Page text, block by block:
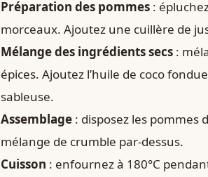
Préparation des pommes :
morceaux. Ajoutez une cuillère de
Mélange des ingrédients secs :
épices. Ajoutez l’huile de coco
sableuse.
Assemblage : disposez les pommes
mélange de crumble par-dessus.
Cuisson : enfournez à 180°C